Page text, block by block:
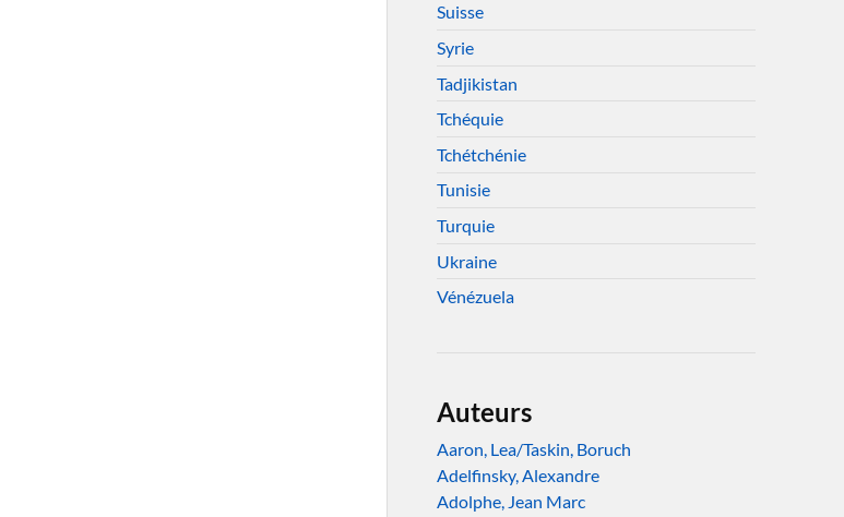
Suisse
Syrie
Tadjikistan
Tchéquie
Tchétchénie
Tunisie
Turquie
Ukraine
Vénézuela
Auteurs
Aaron, Lea/Taskin, Boruch
Adelfinsky, Alexandre
Adolphe, Jean Marc